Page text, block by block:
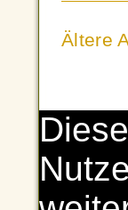
Ältere